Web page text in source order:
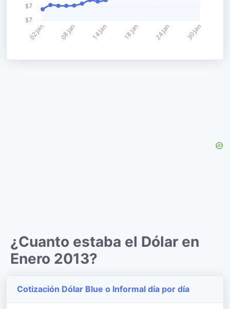
¿Cuanto estaba el Dólar en
Enero 2013?
Cotización Dólar Blue o Informal día por día